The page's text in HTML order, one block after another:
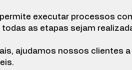
executar processos
as etapas sejam
ajudamos nossos clientes